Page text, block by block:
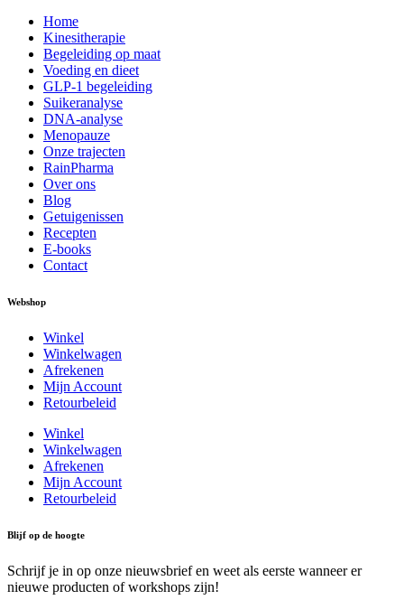
Home
Kinesitherapie
Begeleiding op maat
Voeding en dieet
GLP-1 begeleiding
Suikeranalyse
DNA-analyse
Menopauze
Onze trajecten
RainPharma
Over ons
Blog
Getuigenissen
Recepten
E-books
Contact
Webshop
Winkel
Winkelwagen
Afrekenen
Mijn Account
Retourbeleid
Winkel
Winkelwagen
Afrekenen
Mijn Account
Retourbeleid
Blijf op de hoogte
Schrijf je in op onze nieuwsbrief en weet als eerste wanneer er
nieuwe producten of workshops zijn!